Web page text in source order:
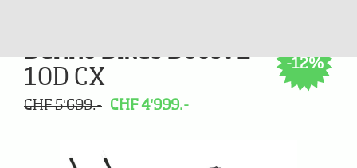
Benno Bikes Boost E
10D CX
-12%
CHF 5'699.- CHF 4'999.-